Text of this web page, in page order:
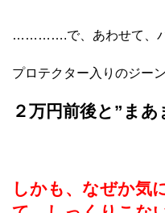
………….で、あわせて、パ
プロテクター入りのジー
２万円前後と”ま
しかも、なぜか気